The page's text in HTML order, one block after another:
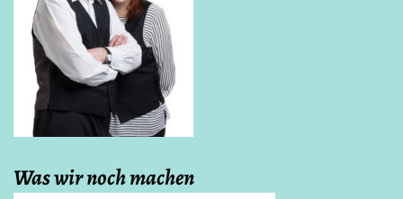
Was wir noch machen